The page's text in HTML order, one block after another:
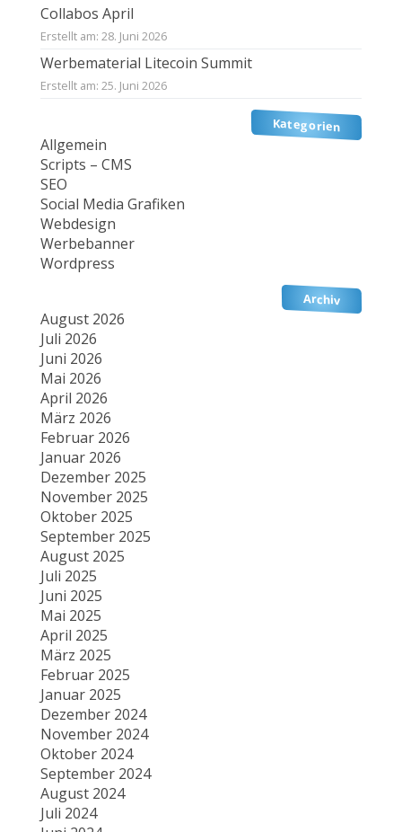
Collabos April
Erstellt am: 28. Juni 2026
Werbematerial Litecoin Summit
Erstellt am: 25. Juni 2026
Kategorien
Allgemein
Scripts – CMS
SEO
Social Media Grafiken
Webdesign
Werbebanner
Wordpress
Archiv
August 2026
Juli 2026
Juni 2026
Mai 2026
April 2026
März 2026
Februar 2026
Januar 2026
Dezember 2025
November 2025
Oktober 2025
September 2025
August 2025
Juli 2025
Juni 2025
Mai 2025
April 2025
März 2025
Februar 2025
Januar 2025
Dezember 2024
November 2024
Oktober 2024
September 2024
August 2024
Juli 2024